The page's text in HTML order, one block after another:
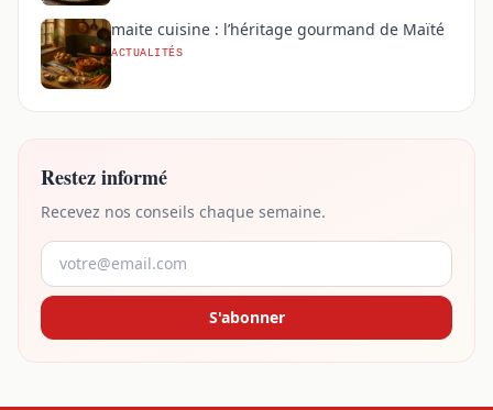
maite cuisine : l’héritage gourmand de Maïté
ACTUALITÉS
Restez informé
Recevez nos conseils chaque semaine.
S'abonner